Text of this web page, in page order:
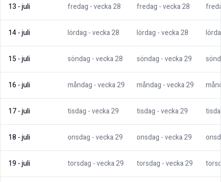
13 -juli fredag - vecka28 fredag - vecka28
14-juli lördag - vecka28 lördag - vecka28
15-juli söndag - vecka28 söndag - vecka29
16-juli måndag - vecka29 måndag - vecka29
17-juli tisdag - vecka29 tisdag - vecka29
18-juli onsdag - vecka29 onsdag - vecka29
19-juli torsdag - vecka29 torsdag - vecka29